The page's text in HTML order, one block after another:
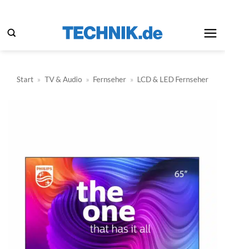
springen
Start » TV & Audio » Fernseher » LCD & LED Fernseher